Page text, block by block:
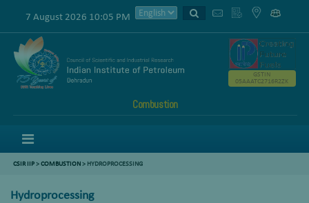
7 August 2026 10:05 PM
Combustion
GSTIN
05AAATC2716R2ZK
CSIR IIP>COMBUSTION> HYDROPROCESSING
Hydroprocessing